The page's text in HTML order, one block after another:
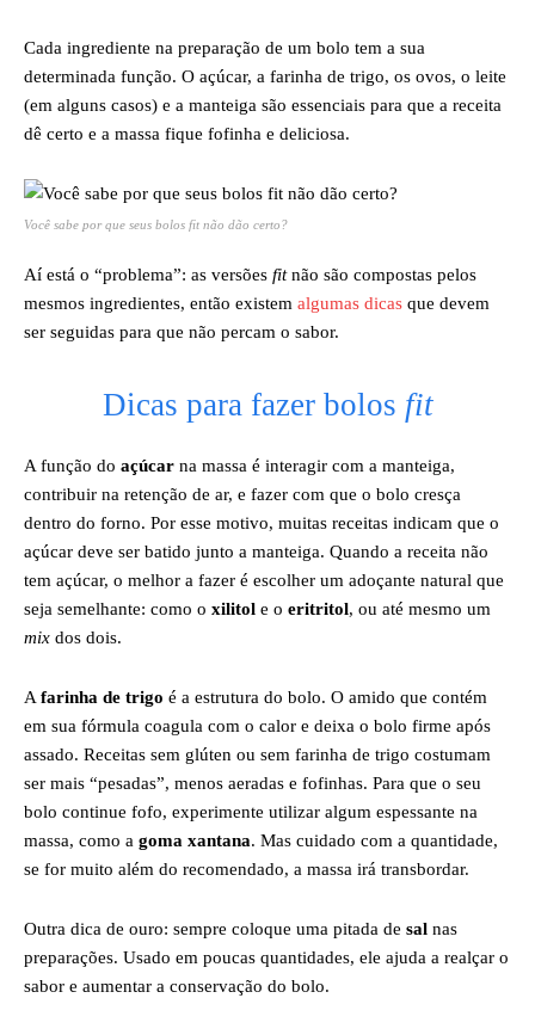
Cada ingrediente na preparação de um bolo tem a sua
determinada função. O açúcar, a farinha de trigo, os ovos, o leite
(em alguns casos) e a manteiga são essenciais para que a receita
dê certo e a massa fique fofinha e deliciosa.
Você sabe por que seus bolos fit não dão certo?
Aí está o “problema”: as versões fitnão são compostas pelos
mesmos ingredientes, então existem algumas dicas que devem
ser seguidas para que não percam o sabor.
Dicas para fazer bolos fit
A função do açúcar na massa é interagir com a manteiga,
contribuir na retenção de ar, e fazer com que o bolo cresça
dentro do forno. Por esse motivo, muitas receitas indicam que o
açúcar deve ser batido junto a manteiga. Quando a receita não
tem açúcar, o melhor a fazer é escolher um adoçante natural que
seja semelhante: como o xilitol e o eritritol, ou até mesmo um
mix dos dois.
A farinha de trigo é a estrutura do bolo. O amido que contém
em sua fórmula coagula com o calor e deixa o bolo firme após
assado. Receitas sem glúten ou sem farinha de trigo costumam
ser mais “pesadas”, menos aeradas e fofinhas. Para que o seu
bolo continue fofo, experimente utilizar algum espessante na
massa, como a goma xantana. Mas cuidado com a quantidade,
se for muito além do recomendado, a massa irá transbordar.
Outra dica de ouro: sempre coloque uma pitada de sal nas
preparações. Usado em poucas quantidades, ele ajuda a realçar o
sabor e aumentar a conservação do bolo.